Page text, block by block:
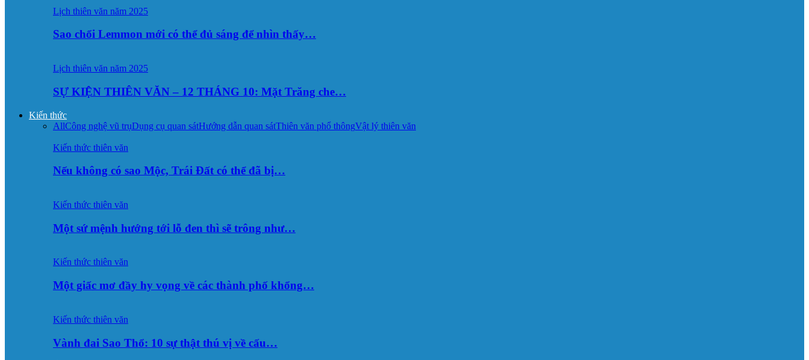
Lịch thiên văn năm 2025
Sao chổi Lemmon mới có thể đủ sáng để nhìn thấy…
Lịch thiên văn năm 2025
SỰ KIỆN THIÊN VĂN – 12 THÁNG 10: Mặt Trăng che…
Kiến thức
AllCông nghệ vũ trụDụng cụ quan sátHướng dẫn quan sátThiên văn phổ thôngVật lý thiên văn
Kiến thức thiên văn
Nếu không có sao Mộc, Trái Đất có thể đã bị…
Kiến thức thiên văn
Một sứ mệnh hướng tới lỗ đen thì sẽ trông như…
Kiến thức thiên văn
Một giấc mơ đầy hy vọng về các thành phố khổng…
Kiến thức thiên văn
Vành đai Sao Thổ: 10 sự thật thú vị về cấu…